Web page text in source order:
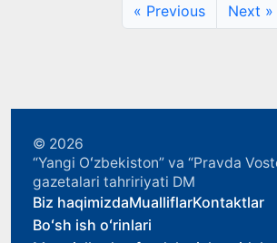
« Previous Next »
© 2026
“Yangi Oʻzbekiston” va “Pravda
gazetalari tahririyati DM
Biz haqimizdaMualliflarKontaktlar
Boʻsh ish oʻrinlari